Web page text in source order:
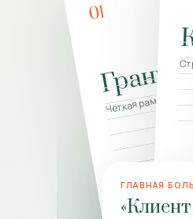
01
Чёткая рамка
ГЛАВНАЯ БОЛЬ